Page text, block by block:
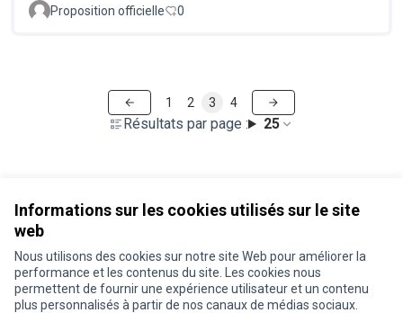
Informations sur les cookies utilisés sur le site
web
Nous utilisons des cookies sur notre site Web pour améliorer la
performance et les contenus du site. Les cookies nous
permettent de fournir une expérience utilisateur et un contenu
plus personnalisés à partir de nos canaux de médias sociaux.
Proposition officielle 0
Résultats par page : 25
1 2 3 4
Conditions d'utilisation
Paramètres des cookies
Je participe ! sur X
Je participe ! sur Facebook
Je participe ! sur Instagram